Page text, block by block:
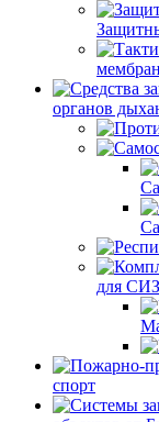
органов
для
спорт